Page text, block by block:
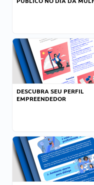
DESCUBRA SEU PERFIL
EMPREENDEDOR